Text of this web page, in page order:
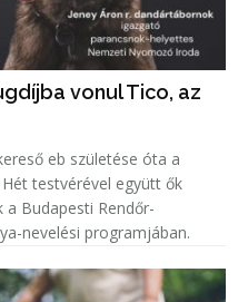
vonul Tico, az
eb születése óta a
testvérével együtt ők
Budapesti Rendőr-
nevelési programjában.